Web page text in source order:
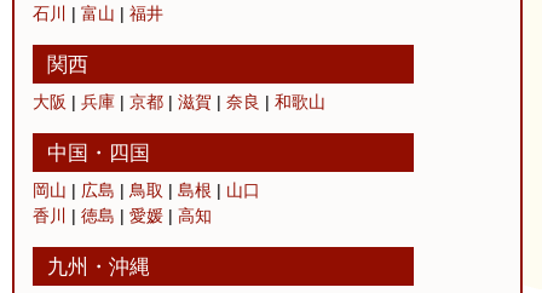
石川
| 富山 | 福井
関西
大阪 | 兵庫 | 京都 | 滋賀 | 奈良 | 和歌山
中国 ・ 四国
岡山 | 広島 | 鳥取 | 島根 | 山口
香川
| 徳島 | 愛媛 | 高知
九州 ・ 沖縄